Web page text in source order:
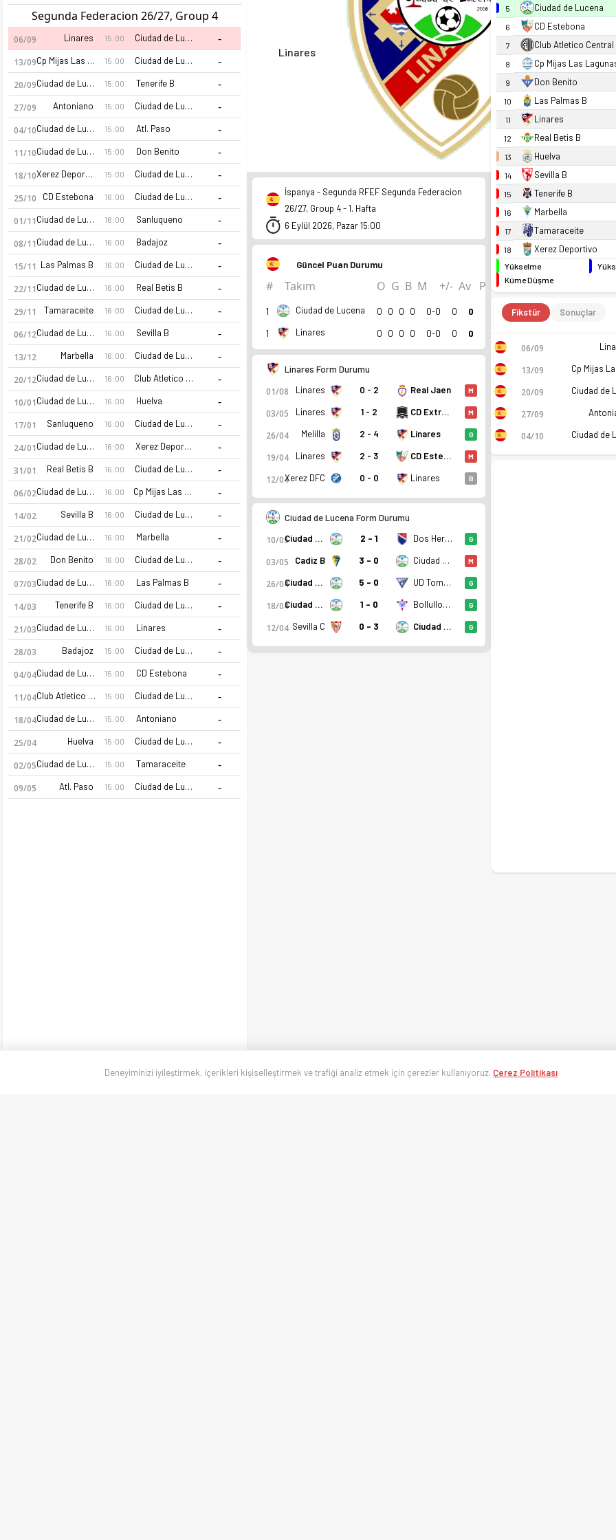
CD Ciudad de Lucena 26-27 sezonu | Segunda RFEF Segunda Federacion 26/27, Group 4'de 1. sırada, 0 puan. Kadro,
Segunda Federacion 26/27, Group 4
06/09 Linares 15:00 Ciudad de Lucena -
13/09 Cp Mijas Las Lagunas 15:00 Ciudad de Lucena -
20/09 Ciudad de Lucena 15:00 Tenerife B -
27/09 Antoniano 15:00 Ciudad de Lucena -
04/10 Ciudad de Lucena 15:00 Atl. Paso -
11/10 Ciudad de Lucena 15:00 Don Benito -
18/10 Xerez Deportivo 15:00 Ciudad de Lucena -
25/10 CD Estebona 16:00 Ciudad de Lucena -
01/11 Ciudad de Lucena 16:00 Sanluqueno -
08/11 Ciudad de Lucena 16:00 Badajoz -
15/11 Las Palmas B 16:00 Ciudad de Lucena -
22/11 Ciudad de Lucena 16:00 Real Betis B -
29/11 Tamaraceite 16:00 Ciudad de Lucena -
06/12 Ciudad de Lucena 16:00 Sevilla B -
13/12 Marbella 16:00 Ciudad de Lucena -
20/12 Ciudad de Lucena 16:00 Club Atletico Central -
10/01 Ciudad de Lucena 16:00 Huelva -
17/01 Sanluqueno 16:00 Ciudad de Lucena -
24/01 Ciudad de Lucena 16:00 Xerez Deportivo -
31/01 Real Betis B 16:00 Ciudad de Lucena -
06/02 Ciudad de Lucena 16:00 Cp Mijas Las Lagunas -
14/02 Sevilla B 16:00 Ciudad de Lucena -
21/02 Ciudad de Lucena 16:00 Marbella -
28/02 Don Benito 16:00 Ciudad de Lucena -
07/03 Ciudad de Lucena 16:00 Las Palmas B -
14/03 Tenerife B 16:00 Ciudad de Lucena -
21/03 Ciudad de Lucena 16:00 Linares -
28/03 Badajoz 15:00 Ciudad de Lucena -
04/04 Ciudad de Lucena 15:00 CD Estebona -
11/04 Club Atletico Central 15:00 Ciudad de Lucena -
18/04 Ciudad de Lucena 15:00 Antoniano -
25/04 Huelva 15:00 Ciudad de Lucena -
02/05 Ciudad de Lucena 15:00 Tamaraceite -
09/05 Atl. Paso 15:00 Ciudad de Lucena -
Linares
İspanya - Segunda RFEF Segunda Federacion
26/27, Group 4 - 1. Hafta
6 Eylül 2026, Pazar 15:00
Güncel Puan Durumu
# Takım O G B M +/- Av P
1 Ciudad de Lucena 0 0 0 0 0-0 0
0
1
Linares 0 0 0 0 0-0 0 0
Linares Form Durumu
01/08 Linares 0 - 2 Real Jaen M
03/05 Linares 1 - 2 CD Extremadura M
26/04 Melilla 2 - 4 Linares G
19/04 Linares 2 - 3 CD Estebona M
12/04Xerez DFC 0 - 0 Linares B
Ciudad de Lucena Form Durumu
10/05 Ciudad de Lucena 2 - 1 Dos Hermanas CF 1971 G
03/05 Cadiz B 3 - 0 Ciudad de Lucena M
26/04 Ciudad de Lucena 5 - 0 UD Tomares G
18/04 Ciudad de Lucena 1 - 0 Bollullos CF G
12/04 Sevilla C 0 - 3 Ciudad de Lucena G
5 Ciudad de Lucena
6 CD Estebona
7 Club Atletico Central
8 Cp Mijas Las
9 Don Benito
10 Las Palmas B
11 Linares
12 Real Betis B
13 Huelva
14 Sevilla B
15 Tenerife B
16 Marbella
17 Tamaraceite
18 Xerez Deportivo
Yükselme
Küme Düşme
Fikstür Sonuçlar
06/09
13/09
20/09
27/09
04/10
Deneyiminizi iyileştirmek, içerikleri kişiselleştirmek ve trafiği analiz etmek için çerezler kullanıyoruz. Çerez Politikası